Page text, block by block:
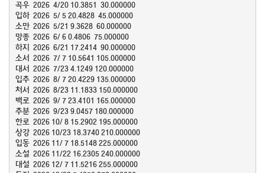
곡우  2026  4/20 10.3851  30.000000
입하  2026  5/ 5 20.4828  45.000000
소만  2026  5/21 9.3628  60.000000
망종  2026  6/ 6 0.4806  75.000000
하지  2026  6/21 17.2414  90.000000
소서  2026  7/ 7 10.5641 105.000000
대서  2026  7/23 4.1249 120.000000
입추  2026  8/ 7 20.4229 135.000000
처서  2026  8/23 11.1833 150.000000
백로  2026  9/ 7 23.4101 165.000000
추분  2026  9/23 9.0457 180.000000
한로  2026 10/ 8 15.2902 195.000000
상강  2026 10/23 18.3740 210.000000
입동  2026 11/ 7 18.5148 225.000000
소설  2026 11/22 16.2305 240.000000
대설  2026 12/ 7 11.5216 255.000000